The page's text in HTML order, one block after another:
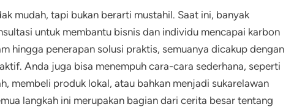
mudah, tapi bukan berarti mustahil. Saat ini, banyak
untuk membantu bisnis dan individu mencapai karbon
hingga penerapan solusi praktis, semuanya dicakup dengan
Anda juga bisa menempuh cara-cara sederhana, seperti
membeli produk lokal, atau bahkan menjadi sukarelawan
langkah ini merupakan bagian dari cerita besar tentang